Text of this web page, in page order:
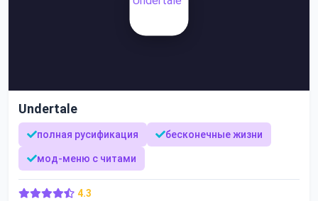
Undertale
полная русификация бесконечные жизни
мод-меню с читами
4.3